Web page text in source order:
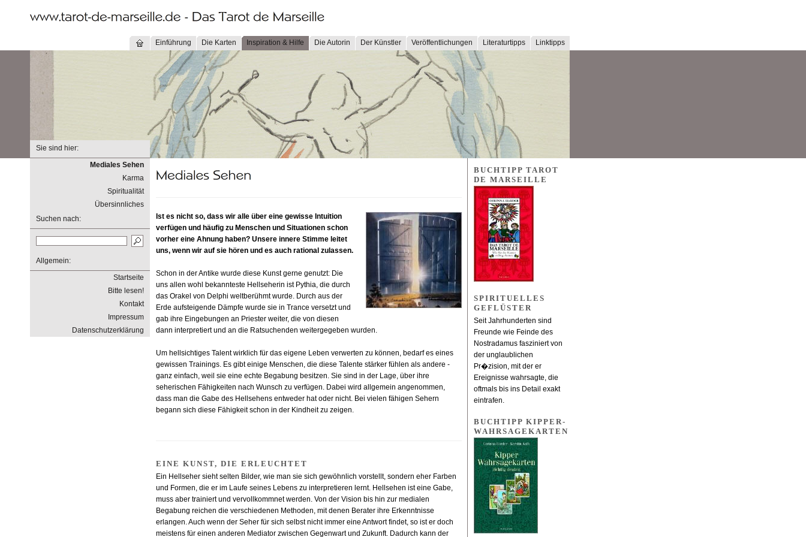
Einführung Die Karten Inspiration & Hilfe Die Autorin Der Künstler Veröffentlichungen Literaturtipps Linktipps
Sie sind hier:
Mediales Sehen
Karma
Spiritualität
Übersinnliches
Suchen nach:
Allgemein:
Startseite
Bitte lesen!
Kontakt
Impressum
Datenschutzerklärung
Ist es nicht so, dass wir alle über eine gewisse Intuition
verfügen und häufig zu Menschen und Situationen schon
vorher eine Ahnung haben? Unsere innere Stimme leitet
uns, wenn wir auf sie hören und es auch rational zulassen.
Schon in der Antike wurde diese Kunst gerne genutzt: Die
uns allen wohl bekannteste Hellseherin ist Pythia, die durch
das Orakel von Delphi weltberühmt wurde. Durch aus der
Erde aufsteigende Dämpfe wurde sie in Trance versetzt und
gab ihre Eingebungen an Priester weiter, die von diesen
dann interpretiert und an die Ratsuchenden weitergegeben wurden.
Um hellsichtiges Talent wirklich für das eigene Leben verwerten zu können, bedarf es eines
gewissen Trainings. Es gibt einige Menschen, die diese Talente stärker fühlen als andere -
ganz einfach, weil sie eine echte Begabung besitzen. Sie sind in der Lage, über ihre
seherischen Fähigkeiten nach Wunsch zu verfügen. Dabei wird allgemein angenommen,
dass man die Gabe des Hellsehens entweder hat oder nicht. Bei vielen fähigen Sehern
begann sich diese Fähigkeit schon in der Kindheit zu zeigen.
EINE KUNST, DIE ERLEUCHTET
Ein Hellseher sieht selten Bilder, wie man sie sich gewöhnlich vorstellt, sondern eher Farben
und Formen, die er im Laufe seines Lebens zu interpretieren lernt. Hellsehen ist eine Gabe,
muss aber trainiert und vervollkommnet werden. Von der Vision bis hin zur medialen
Begabung reichen die verschiedenen Methoden, mit denen Berater ihre Erkenntnisse
erlangen. Auch wenn der Seher für sich selbst nicht immer eine Antwort findet, so ist er doch
meistens für einen anderen Mediator zwischen Gegenwart und Zukunft. Dadurch kann der
BUCHTIPP TAROT
DE MARSEILLE
SPIRITUELLES
GEFLÜSTER
Seit Jahrhunderten sind
Freunde wie Feinde des
Nostradamus fasziniert von
der unglaublichen
Pr�zision, mit der er
Ereignisse wahrsagte, die
oftmals bis ins Detail exakt
eintrafen.
BUCHTIPP KIPPER-
WAHRSAGEKARTEN